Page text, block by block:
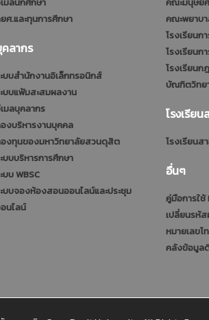
ศ.และทุนการศึกษา
ลากร
บบสำนักงานอิเล็กทรอนิกส์
บบแฟ้มสะสมผลงาน
มลบุคลากร
งบริหารงานบุคคล
งทุนของมหาวิทยาลัยสวนดุสิต
บบบริหารการศึกษา
บบ WBSC
บบจองห้องสอนออนไลน์และประชุม
นไลน์
คณะพยาบ
โรงเรียนก
โรงเรียนก
โรงเรียนก
บัณฑิตวิทย
โรงเรีย
โรงเรียนส
อื่นๆ
คู่มือการใช้
เปลี่ยนรหัส
หมายเลขโ
คลังข้อมูล